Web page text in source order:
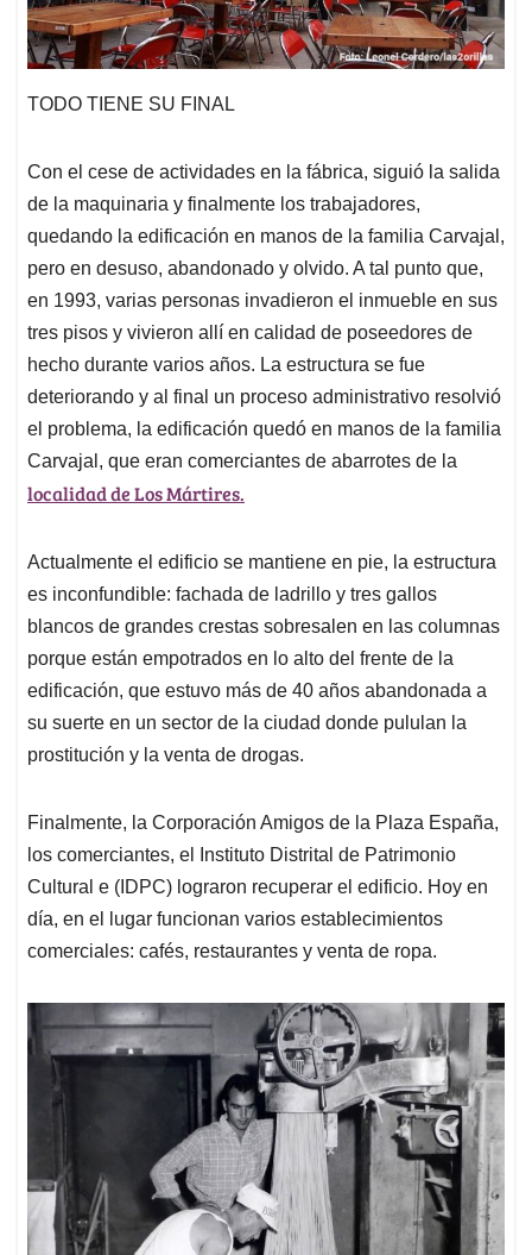
TODO TIENE SU FINAL
Con el cese de actividades en la fábrica, siguió la salida
de la maquinaria y finalmente los trabajadores,
quedando la edificación en manos de la familia Carvajal,
pero en desuso, abandonado y olvido. A tal punto que,
en 1993, varias personas invadieron el inmueble en sus
tres pisos y vivieron allí en calidad de poseedores de
hecho durante varios años. La estructura se fue
deteriorando y al final un proceso administrativo resolvió
el problema, la edificación quedó en manos de la familia
Carvajal, que eran comerciantes de abarrotes de la
localidad de Los Mártires.
Actualmente el edificio se mantiene en pie, la estructura
es inconfundible: fachada de ladrillo y tres gallos
blancos de grandes crestas sobresalen en las columnas
porque están empotrados en lo alto del frente de la
edificación, que estuvo más de 40 años abandonada a
su suerte en un sector de la ciudad donde pululan la
prostitución y la venta de drogas.
Finalmente, la Corporación Amigos de la Plaza España,
los comerciantes, el Instituto Distrital de Patrimonio
Cultural e (IDPC) lograron recuperar el edificio. Hoy en
día, en el lugar funcionan varios establecimientos
comerciales: cafés, restaurantes y venta de ropa.